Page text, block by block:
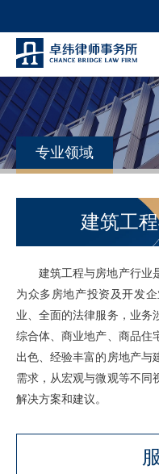
专业领域
建筑工
建筑工程与房地产行业
为众多房地产投资及开发
业、全面的法律服务，业务
综合体、商业地产、商品住
出色、经验丰富的房地产与
需求，从宏观与微观等不同
解决方案和建议。